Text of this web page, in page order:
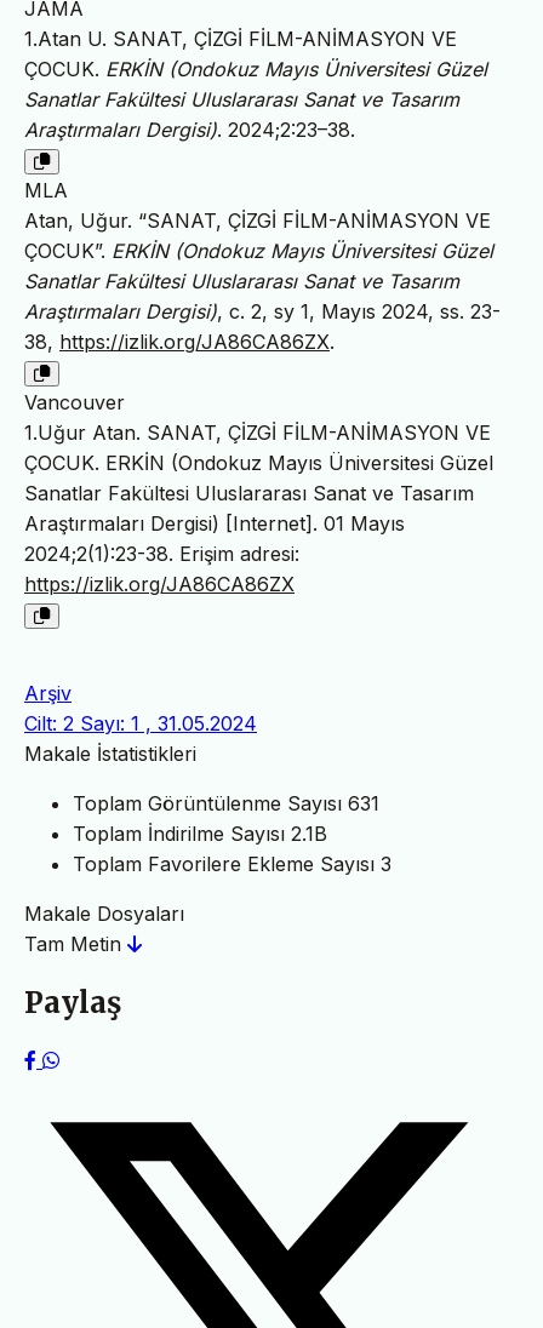
JAMA
1.Atan U. SANAT, ÇİZGİ FİLM-ANİMASYON VE
ÇOCUK. ERKİN (Ondokuz Mayıs Üniversitesi Güzel
Sanatlar Fakültesi Uluslararası Sanat ve Tasarım
Araştırmaları Dergisi). 2024;2:23–38.
MLA
Atan, Uğur. “SANAT, ÇİZGİ FİLM-ANİMASYON VE
ÇOCUK”. ERKİN (Ondokuz Mayıs Üniversitesi Güzel
Sanatlar Fakültesi Uluslararası Sanat ve Tasarım
Araştırmaları Dergisi), c. 2, sy 1, Mayıs 2024, ss. 23-
38, https://izlik.org/JA86CA86ZX.
Vancouver
1.Uğur Atan. SANAT, ÇİZGİ FİLM-ANİMASYON VE
ÇOCUK. ERKİN (Ondokuz Mayıs Üniversitesi Güzel
Sanatlar Fakültesi Uluslararası Sanat ve Tasarım
Araştırmaları Dergisi) [Internet]. 01 Mayıs
2024;2(1):23-38. Erişim adresi:
https://izlik.org/JA86CA86ZX
Arşiv
Cilt: 2 Sayı: 1 , 31.05.2024
Makale İstatistikleri
Toplam Görüntülenme Sayısı 631
Toplam İndirilme Sayısı 2.1B
Toplam Favorilere Ekleme Sayısı 3
Makale Dosyaları
Tam Metin
Paylaş